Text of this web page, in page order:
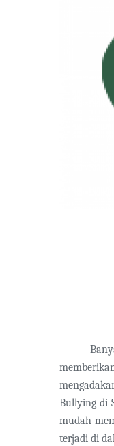
Bullying di
mudah
terjadi di